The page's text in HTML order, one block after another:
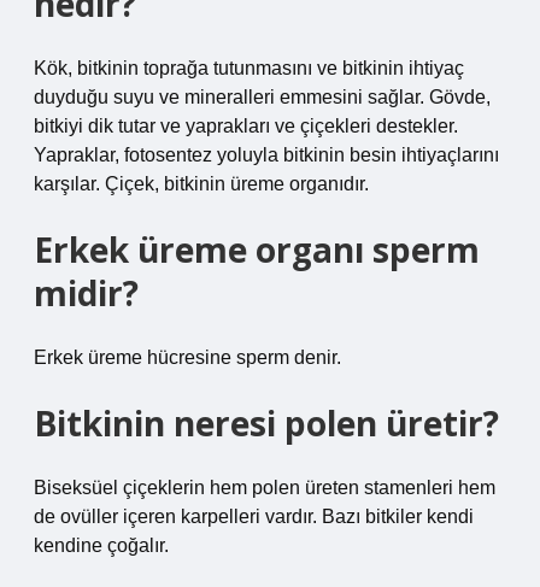
Kök, bitkinin toprağa tutunmasını ve bitkinin ihtiyaç
duyduğu suyu ve mineralleri emmesini sağlar. Gövde,
bitkiyi dik tutar ve yaprakları ve çiçekleri destekler.
Yapraklar, fotosentez yoluyla bitkinin besin ihtiyaçlarını
karşılar. Çiçek, bitkinin üreme organıdır.
Erkek üreme organı sperm
midir?
Erkek üreme hücresine sperm denir.
Bitkinin neresi polen üretir?
Biseksüel çiçeklerin hem polen üreten stamenleri hem
de ovüller içeren karpelleri vardır. Bazı bitkiler kendi
kendine çoğalır.